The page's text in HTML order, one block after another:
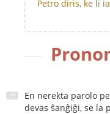
Petro diris, ke li
En nerekta parolo
devas ŝanĝiĝi, se la